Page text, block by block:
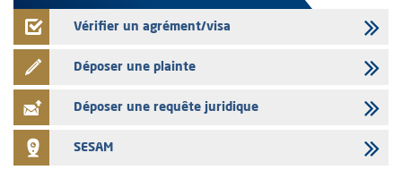
Vérifier un agrément/visa
Déposer une plainte
Déposer une requête juridique
SESAM